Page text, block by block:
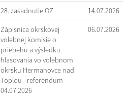
28. zasadnutie OZ 14.07.2026
Zápisnica okrskovej
volebnej komisie o
priebehu a výsledku
hlasovania vo volebnom
okrsku Hermanovce nad
Topľou - referendum
04.07.2026
06.07.2026